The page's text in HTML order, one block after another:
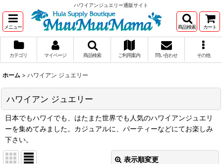
ハワイアンジュエリー通販サイト
メニュー 商品検索 カート
カテゴリ マイページ 商品検索 ご利用案内 問い合わせ その他
ホーム > ハワイアン ジュエリー
ハワイアン ジュエリー
日本でもハワイでも、はたまた世界でも人気のハワイアンジュエリ
ーを集めてみました。カジュアルに、パーティーなどにてお楽しみ
下さい。
表示順変更